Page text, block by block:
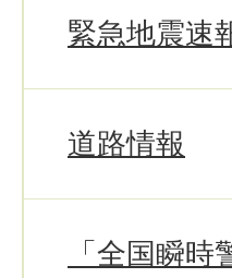
緊急地震速
道路情報
「全国瞬